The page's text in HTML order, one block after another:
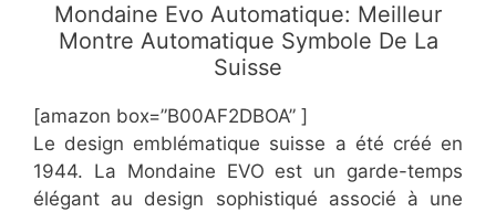
​Mondaine Evo Automatique: Meilleur
Montre Automatique Symbole De La
Suisse
[amazon box=”B00AF2DBOA” ]
Le design emblématique suisse a été créé en
1944. La Mondaine EVO est un garde-temps
élégant au design sophistiqué associé à une